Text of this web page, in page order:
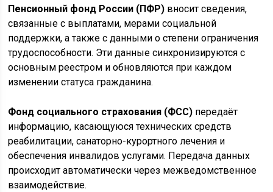
Пенсионный фонд России (ПФР) вносит сведения,
связанные с выплатами, мерами социальной
поддержки, а также с данными о степени ограничения
трудоспособности. Эти данные синхронизируются с
основным реестром и обновляются при каждом
изменении статуса гражданина.
Фонд социального страхования (ФСС) передаёт
информацию, касающуюся технических средств
реабилитации, санаторно-курортного лечения и
обеспечения инвалидов услугами. Передача данных
происходит автоматически через межведомственное
взаимодействие.